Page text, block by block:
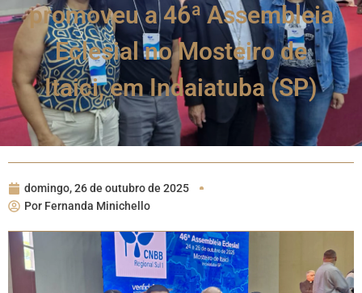
promoveu a 46ª Assembleia
Eclesial no Mosteiro de
Itaici, em Indaiatuba (SP)
domingo, 26 de outubro de 2025
Por Fernanda Minichello